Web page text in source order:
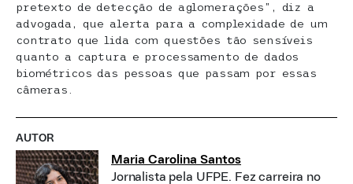
pretexto de detecção de aglomerações”, diz a
advogada, que alerta para a complexidade de um
contrato que lida com questões tão sensíveis
quanto a captura e processamento de dados
biométricos das pessoas que passam por essas
câmeras.
AUTOR
Maria Carolina Santos
Jornalista pela UFPE. Fez carreira no